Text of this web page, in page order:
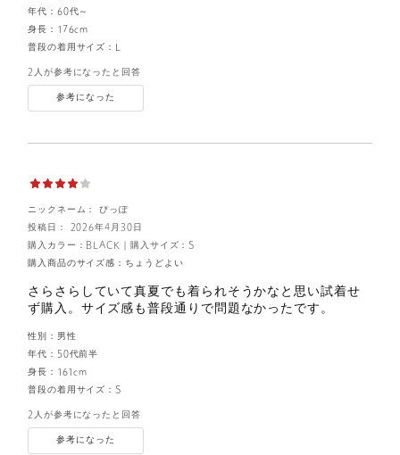
年代： 60代～
身長： 176cm
普段の着用サイズ：
2人が参考になったと回答
参考になった
ニックネーム： ぴっぽ
投稿日： 2026年4月30日
購入サイズ：S
購入カラー：BLACK
購入商品のサイズ感： ちょうどよい
さらさらしていて真夏でも着られそうかなと思い試着せ
ず購入。サイズ感も普段通りで問題なかったです。
性別： 男性
年代： 50代前半
身長： 161cm
普段の着用サイズ：S
2人が参考になったと回答
参考になった